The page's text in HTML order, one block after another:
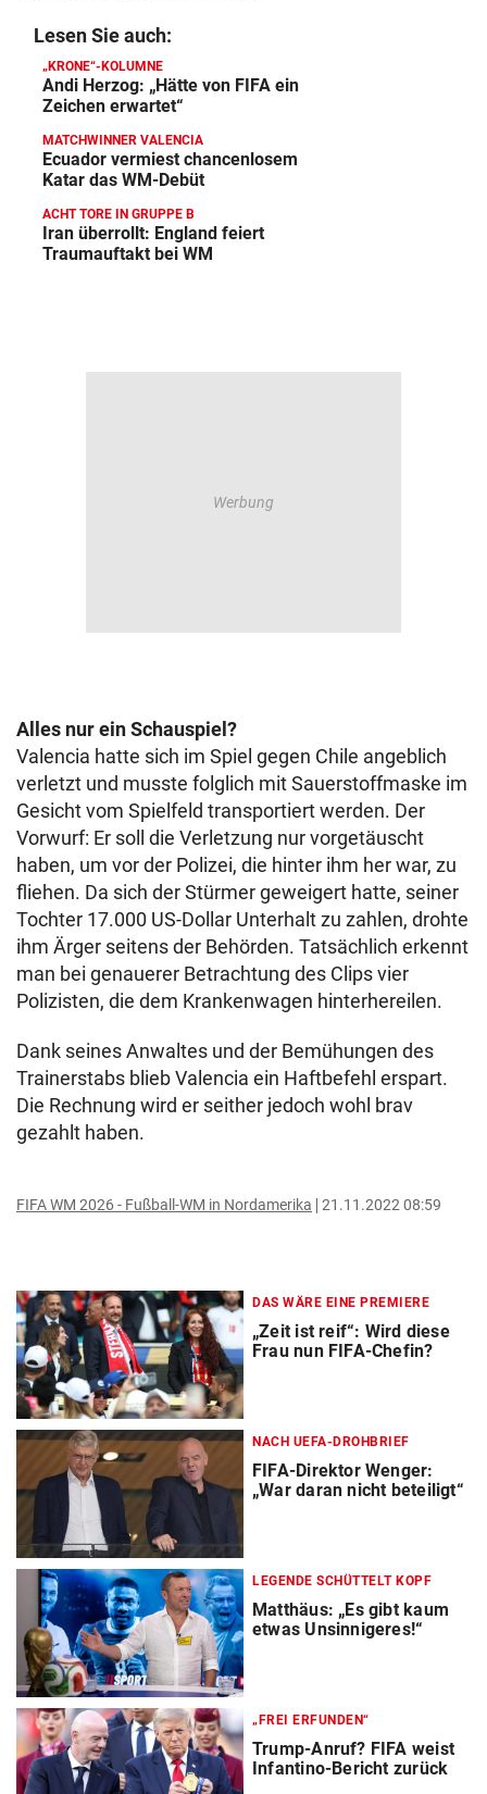
Lesen Sie auch:
„KRONE“-KOLUMNE
Andi Herzog: „Hätte von FIFA ein
Zeichen erwartet“
MATCHWINNER VALENCIA
Ecuador vermiest chancenlosem
Katar das WM-Debüt
ACHT TORE IN GRUPPE B
Iran überrollt: England feiert
Traumauftakt bei WM
Alles nur ein Schauspiel?
Valencia hatte sich im Spiel gegen Chile angeblich
verletzt und musste folglich mit Sauerstoffmaske im
Gesicht vom Spielfeld transportiert werden. Der
Vorwurf: Er soll die Verletzung nur vorgetäuscht
haben, um vor der Polizei, die hinter ihm her war, zu
fliehen. Da sich der Stürmer geweigert hatte, seiner
Tochter 17.000 US-Dollar Unterhalt zu zahlen, drohte
ihm Ärger seitens der Behörden. Tatsächlich erkennt
man bei genauerer Betrachtung des Clips vier
Polizisten, die dem Krankenwagen hinterhereilen.
Dank seines Anwaltes und der Bemühungen des
Trainerstabs blieb Valencia ein Haftbefehl erspart.
Die Rechnung wird er seither jedoch wohl brav
gezahlt haben.
FIFA WM 2026 - Fußball-WM in Nordamerika 21.11.2022 08:59
DAS WÄRE EINE PREMIERE
„Zeit ist reif“: Wird diese
Frau nun FIFA-Chefin?
NACH UEFA-DROHBRIEF
FIFA-Direktor Wenger:
„War daran nicht beteiligt“
LEGENDE SCHÜTTELT KOPF
Matthäus: „Es gibt kaum
etwas Unsinnigeres!“
„FREI ERFUNDEN“
Trump-Anruf? FIFA weist
Infantino-Bericht zurück